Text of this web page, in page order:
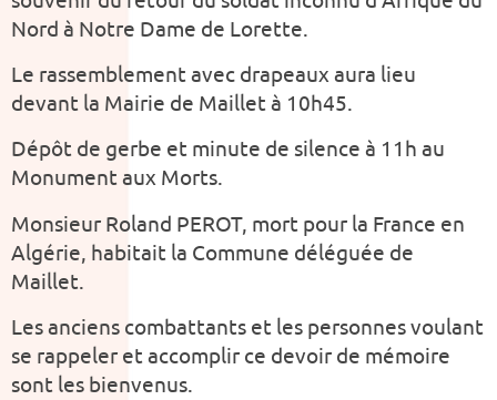
Nord à Notre Dame de Lorette.
Le rassemblement avec drapeaux aura lieu
devant la Mairie de Maillet à 10h45.
Dépôt de gerbe et minute de silence à 11h au
Monument aux Morts.
Monsieur Roland PEROT, mort pour la France en
Algérie, habitait la Commune déléguée de
Maillet.
Les anciens combattants et les personnes voulant
se rappeler et accomplir ce devoir de mémoire
sont les bienvenus.